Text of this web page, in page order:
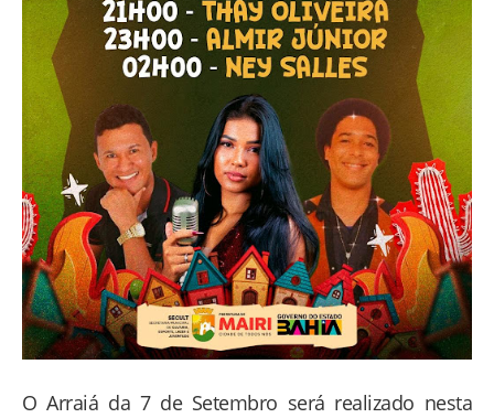
O Arraiá da 7 de Setembro será realizado nesta